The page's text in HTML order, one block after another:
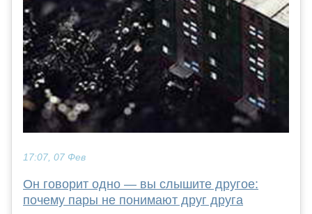
17:07, 07 Фев
Он говорит одно — вы слышите другое:
почему пары не понимают друг друга